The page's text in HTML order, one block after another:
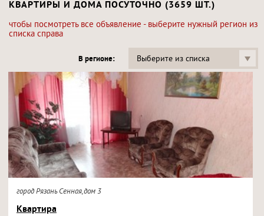
КВАРТИРЫ И ДОМА ПОСУТОЧНО (3659 ШТ.)
чтобы посмотреть все объявление - выберите нужный регион из
списка справа
В регионе: Выберите из списка
город Рязань Сенная,дом 3
Квартира